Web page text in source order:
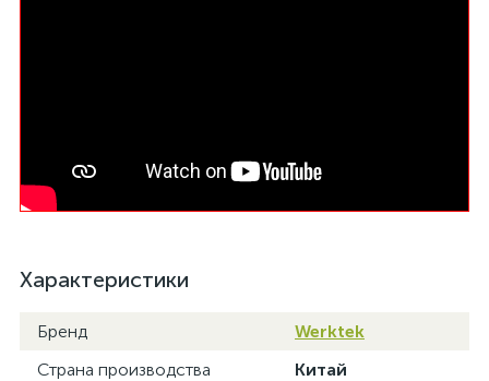
Характеристики
Бренд
Werktek
Страна производства
Китай